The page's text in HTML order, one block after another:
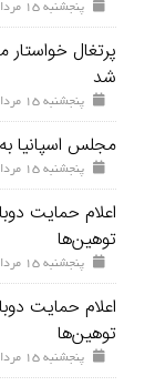
پنجشنبه ۱۵ مرداد ۱۴۰۵ - ۰۹:۴۹:۴۷
شد
پنجشنبه ۱۵ مرداد ۱۴۰۵ - ۰۹:۴۹:۴۷
مجلس اسپانیا به
پنجشنبه ۱۵ مرداد ۱۴۰۵ - ۰۹:۴۹:۴۷
اعلام حمایت
توهین‌ها
پنجشنبه ۱۵ مرداد ۱۴۰۵ - ۰۹:۴۹:۴۷
اعلام حمایت
توهین‌ها
پنجشنبه ۱۵ مرداد ۱۴۰۵ - ۰۹:۴۹:۴۷